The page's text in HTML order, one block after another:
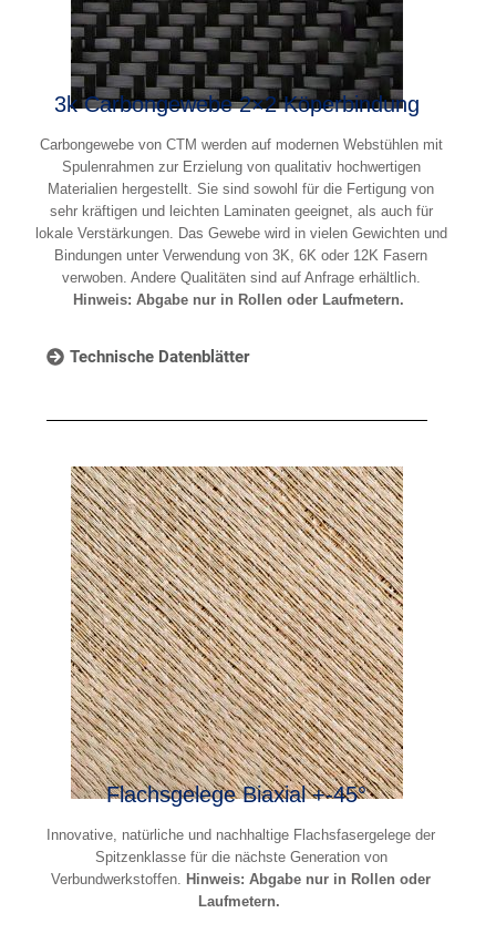
3k Carbongewebe 2×2 Köperbindung
Carbongewebe von CTM werden auf modernen Webstühlen mit
Spulenrahmen zur Erzielung von qualitativ hochwertigen
Materialien hergestellt. Sie sind sowohl für die Fertigung von
sehr kräftigen und leichten Laminaten geeignet, als auch für
lokale Verstärkungen. Das Gewebe wird in vielen Gewichten und
Bindungen unter Verwendung von 3K, 6K oder 12K Fasern
verwoben. Andere Qualitäten sind auf Anfrage erhältlich.
Hinweis: Abgabe nur in Rollen oder Laufmetern.
Technische Datenblätter
Flachsgelege Biaxial +-45°
Innovative, natürliche und nachhaltige Flachsfasergelege der
Spitzenklasse für die nächste Generation von
Verbundwerkstoffen.
Hinweis: Abgabe nur in Rollen oder
Laufmetern.